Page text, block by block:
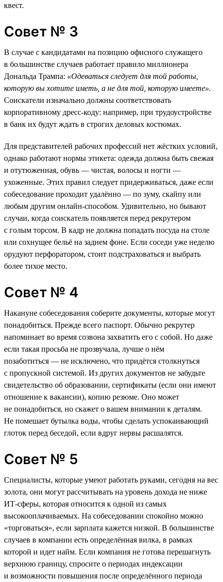
квест.
Совет № 3
В случае с кандидатами на позицию офисного служащего
в большинстве случаев работает правило миллионера
Дональда Трампа: «Одеваться следует для той работы,
которую вы хотите иметь, а не для той, которую имеете».
Соискатели изначально должны соответствовать
корпоративному дресс-коду: например, при трудоустройстве
в банк их будут ждать в строгих деловых костюмах.
Для представителей рабочих профессий нет жёстких условий,
однако работают нормы этикета: одежда должна быть свежая
и отутюженная, обувь — чистая, волосы и ногти —
ухоженные. Этих правил следует придерживаться, даже если
собеседование проходит удалённо — по зуму, скайпу или
любым другим онлайн-способом. Удивительно, но бывают
случаи, когда соискатель появляется перед рекрутером
с голым торсом. В кадр не должна попадать посуда на столе
или сохнущее бельё на заднем фоне. Если соседи уже неделю
орудуют перфоратором, стоит подстраховаться и выбрать
более тихое место.
Совет № 4
Накануне собеседования соберите документы, которые могут
понадобиться. Прежде всего паспорт. Обычно рекрутер
напоминает во время созвона захватить его с собой. Но даже
если такая просьба не прозвучала, лучше о нём
позаботиться — не исключено, что придётся столкнуться
с пропускной системой. Из других документов не забудьте
свидетельство об образовании, сертификаты (если они имеют
отношение к вакансии), копию резюме. Оно может
не понадобиться, но скажет о вашем внимании к деталям.
Не помешает бутылка воды, чтобы сделать успокаивающий
глоток перед беседой, если вдруг нервы расшалятся.
Совет № 5
Специалисты, которые умеют работать руками, сегодня на вес
золота, они могут рассчитывать на уровень дохода не ниже
ИТ-сферы, которая относится к одной из самых
высокооплачиваемых. На собеседовании спокойно можно
«торговаться», если зарплата кажется низкой. В большинстве
случаев в компании есть определённая вилка, в рамках
которой и идет найм. Если компания не готова перешагнуть
верхнюю границу, спросите о периодах индексации
и возможности повышения после определённого периода